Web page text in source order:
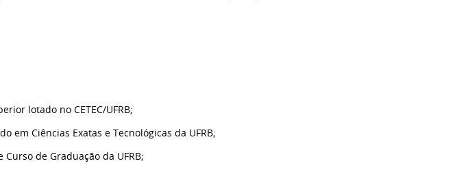
lotado no CETEC/UFRB;
em Ciências Exatas e Tecnológicas da UFRB;
de Graduação da UFRB;